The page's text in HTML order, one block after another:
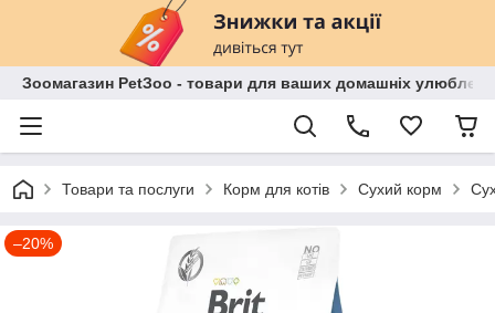
Зоомагазин PetЗoo - товари для ваших домашніх
Товари та послуги Корм для котів Сухий корм
–20%